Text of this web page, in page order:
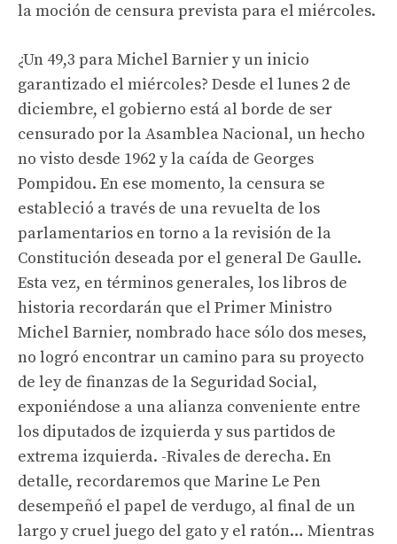
la moción de censura prevista para el miércoles.
¿Un 49,3 para Michel Barnier y un inicio
garantizado el miércoles? Desde el lunes 2 de
diciembre, el gobierno está al borde de ser
censurado por la Asamblea Nacional, un hecho
no visto desde 1962 y la caída de Georges
Pompidou. En ese momento, la censura se
estableció a través de una revuelta de los
parlamentarios en torno a la revisión de la
Constitución deseada por el general De Gaulle.
Esta vez, en términos generales, los libros de
historia recordarán que el Primer Ministro
Michel Barnier, nombrado hace sólo dos meses,
no logró encontrar un camino para su proyecto
de ley de finanzas de la Seguridad Social,
exponiéndose a una alianza conveniente entre
los diputados de izquierda y sus partidos de
extrema izquierda. -Rivales de derecha. En
detalle, recordaremos que Marine Le Pen
desempeñó el papel de verdugo, al final de un
largo y cruel juego del gato y el ratón… Mientras